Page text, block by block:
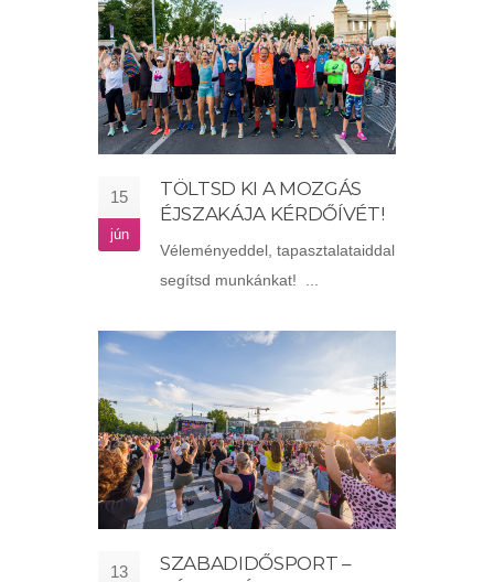
15
jún
TÖLTSD KI A MOZGÁS
ÉJSZAKÁJA KÉRDŐÍVÉT!
Véleményeddel, tapasztalataiddal
segítsd munkánkat! ...
13
SZABADIDŐSPORT –